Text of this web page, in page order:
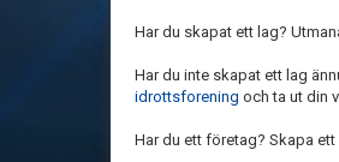
Har du skapat ett lag?
Har du inte skapat ett lag
idrottsforening och ta ut din
Har du ett företag? Skapa